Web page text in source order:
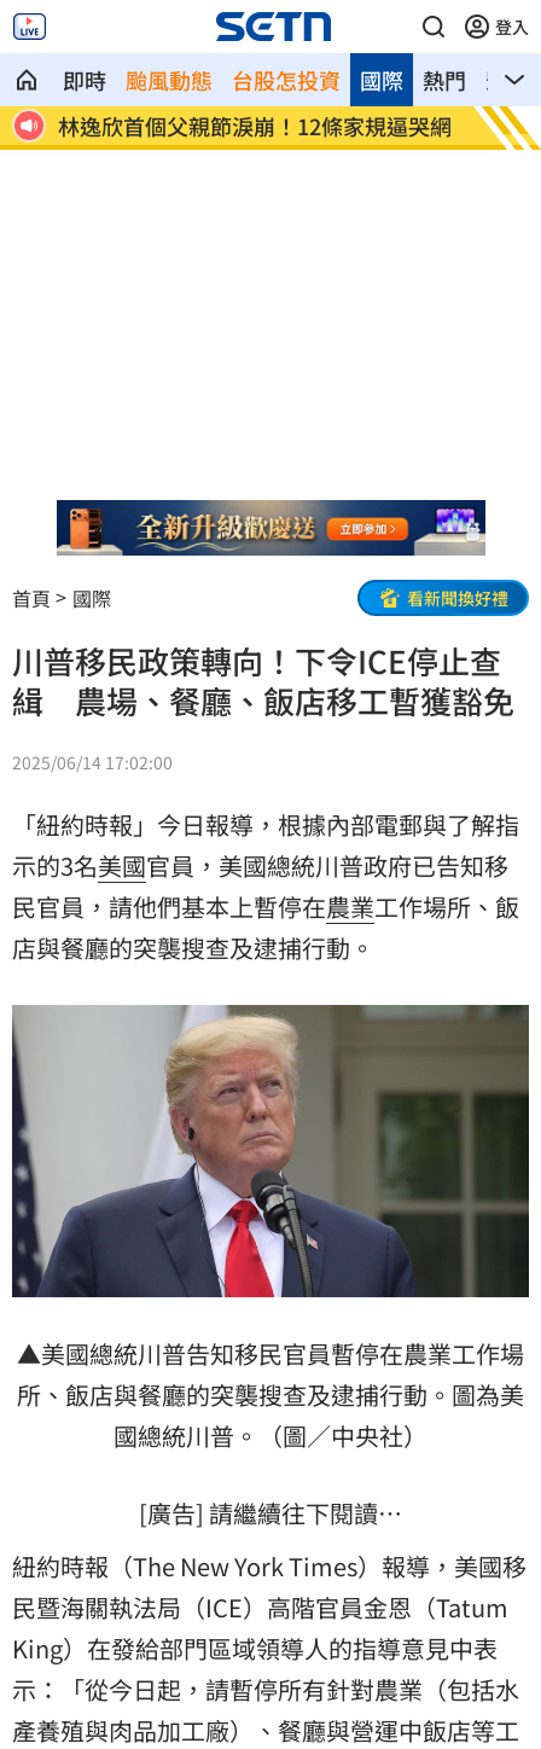
登入
即時 颱風動態 台股怎投資 熱門 影音
國際
節淚崩！12條家規逼哭網
重磅跨界！《GTA6》預覽
首頁 國際 看新聞換好禮
川普移民政策轉向！下令ICE停止查
緝 農場、餐廳、飯店移工暫獲豁免
2025/06/14 17:02:00
「紐約時報」今日報導，根據內部電郵與了解指
示的3名美國官員，美國總統川普政府已告知移
民官員，請他們基本上暫停在農業工作場所、飯
店與餐廳的突襲搜查及逮捕行動。
▲美國總統川普告知移民官員暫停在農業工作場
所、飯店與餐廳的突襲搜查及逮捕行動。圖為美
國總統川普。（圖／中央社）
[廣告] 請繼續往下閱讀…
紐約時報（The New York Times）報導，美國移
民暨海關執法局（ICE）高階官員金恩（Tatum
King）在發給部門區域領導人的指導意見中表
示：「從今日起，請暫停所有針對農業（包括水
產養殖與肉品加工廠）、餐廳與營運中飯店等工